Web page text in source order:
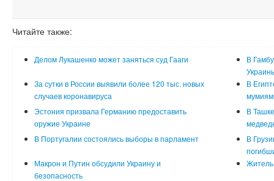
Читайте также:
Делом Лукашенко может заняться суд Гааги
В
За сутки в России выявили более 120 тыс. новых
случаев коронавируса
В
Эстония призвала Германию предоставить
оружие Украине
В
В Португалии состоялись выборы в парламент
В
Макрон и Путин обсудили Украину и
безопасность
Житель